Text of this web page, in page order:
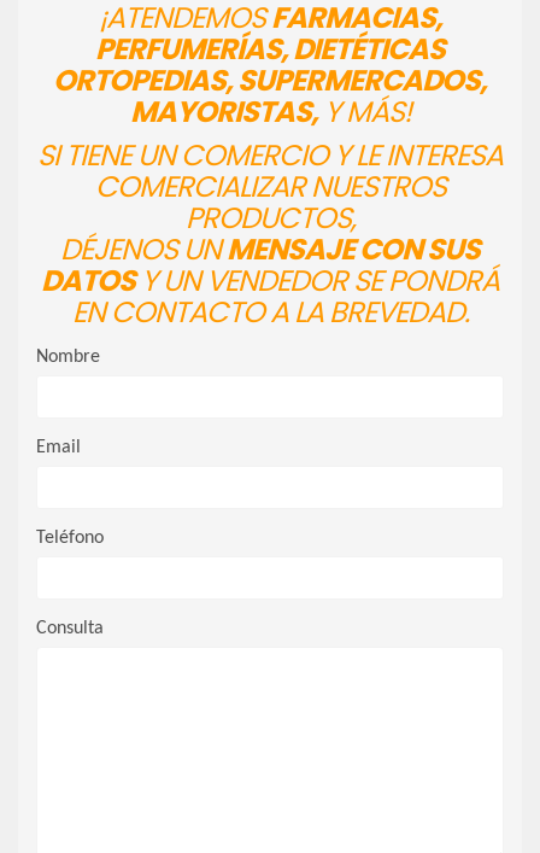
¡ATENDEMOSFARMACIAS,
PERFUMERÍAS, DIETÉTICAS
ORTOPEDIAS, SUPERMERCADOS,
MAYORISTAS,Y MÁS!
SI TIENE UN COMERCIO Y LE INTERESA
COMERCIALIZAR NUESTROS
PRODUCTOS,
DÉJENOS UNMENSAJE CON SUS
DATOSY UN VENDEDOR SE PONDRÁ
EN CONTACTO A LA BREVEDAD.
Nombre
Email
Teléfono
Consulta